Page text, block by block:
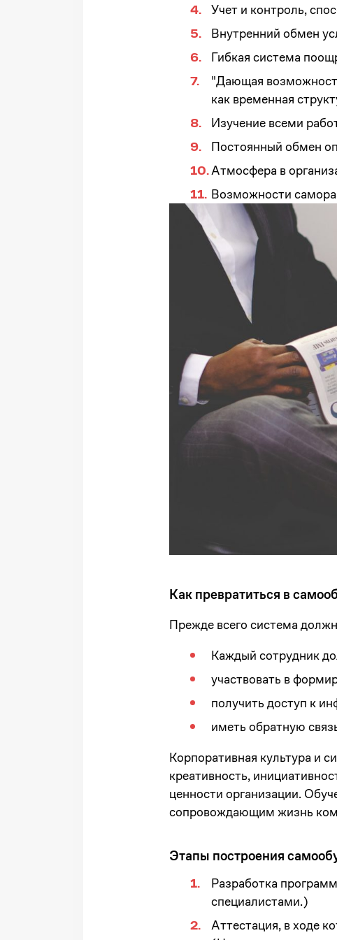
Учет и контроль,
Внутренний обмен
Гибкая система
"Дающая
как временная
Изучение всеми
Постоянный обмен
Атмосфера в
Возможности
Как превратиться в
Прежде всего система
Каждый сотрудник
участвовать в
получить доступ к
иметь обратную
Корпоративная культура и
креативность,
ценности организации.
сопровождающим жизнь
Этапы построения
Разработка
специалистами.)
Аттестация, в ходе